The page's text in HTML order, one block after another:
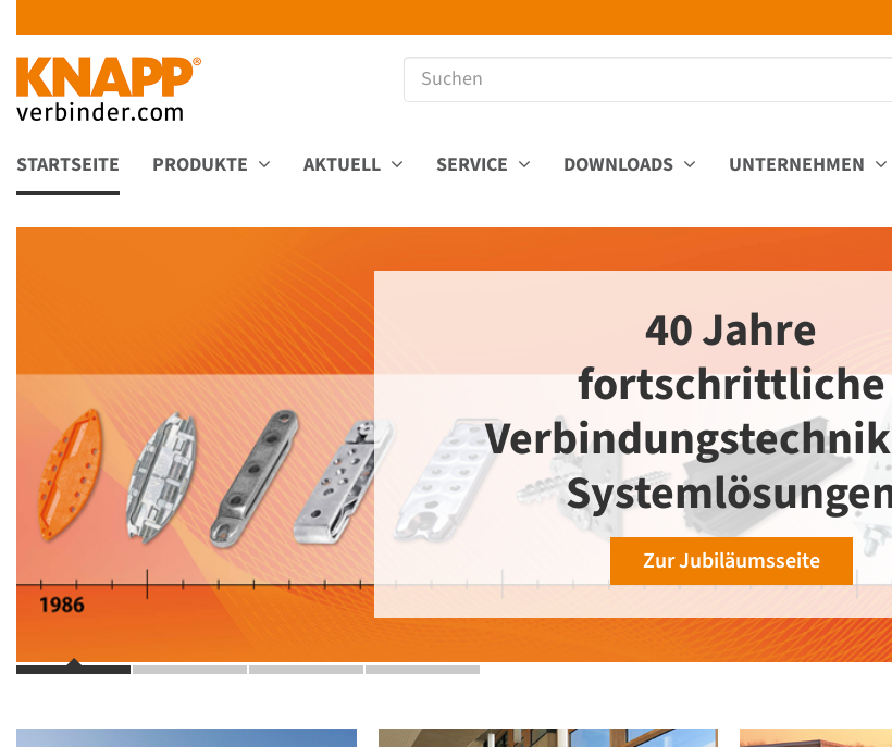
STARTSEITE PRODUKTE AKTUELL SERVICE DOWNLOADS UNTERNEHMEN
40 Jahre
fortschrittliche
Zur Jubiläumsseite